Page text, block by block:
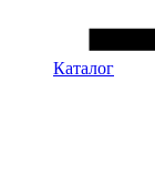
Каталог